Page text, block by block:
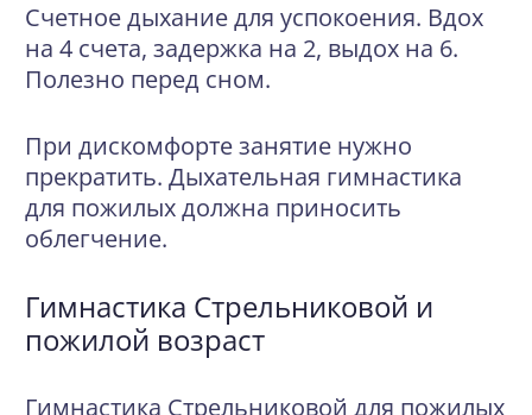
Счетное дыхание для успокоения. Вдох
на 4 счета, задержка на 2, выдох на 6.
Полезно перед сном.
При дискомфорте занятие нужно
прекратить. Дыхательная гимнастика
для пожилых должна приносить
облегчение.
Гимнастика Стрельниковой и
пожилой возраст
Гимнастика Стрельниковой для пожилых